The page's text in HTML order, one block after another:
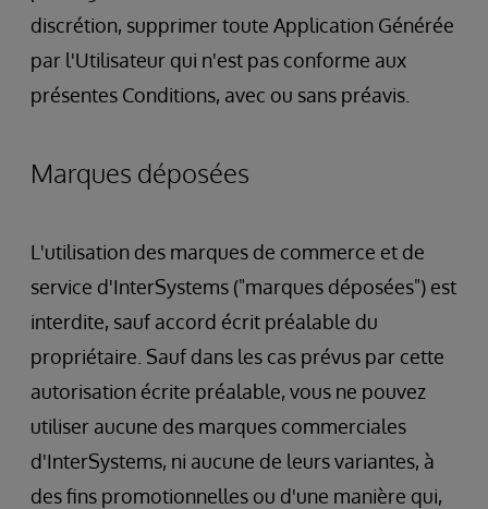
discrétion, supprimer toute Application Générée
par l'Utilisateur qui n'est pas conforme aux
présentes Conditions, avec ou sans préavis.
Marques déposées
L'utilisation des marques de commerce et de
service d'InterSystems ("marques déposées") est
interdite, sauf accord écrit préalable du
propriétaire. Sauf dans les cas prévus par cette
autorisation écrite préalable, vous ne pouvez
utiliser aucune des marques commerciales
d'InterSystems, ni aucune de leurs variantes, à
des fins promotionnelles ou d'une manière qui,